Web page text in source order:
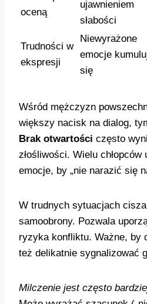
oceną
ujawnieniem
słabości
Trudności w
ekspresji
Niewyrażone
emocje
się
Wśród mężczyzn
większy nacisk na dialog,
Brak otwartości często
złośliwości. Wielu chłopców
emocje, by „nie narazić się
W trudnych sytuacjach
samoobrony. Pozwala
ryzyka konfliktu. Ważne, by
też delikatnie sygnalizować
Milczenie jest często